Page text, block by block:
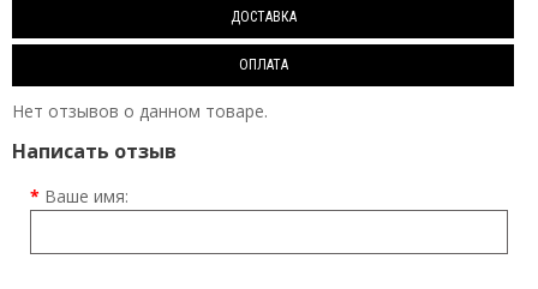
ДОСТАВКА
ОПЛАТА
Нет отзывов о данном товаре.
Написать отзыв
Ваше имя: